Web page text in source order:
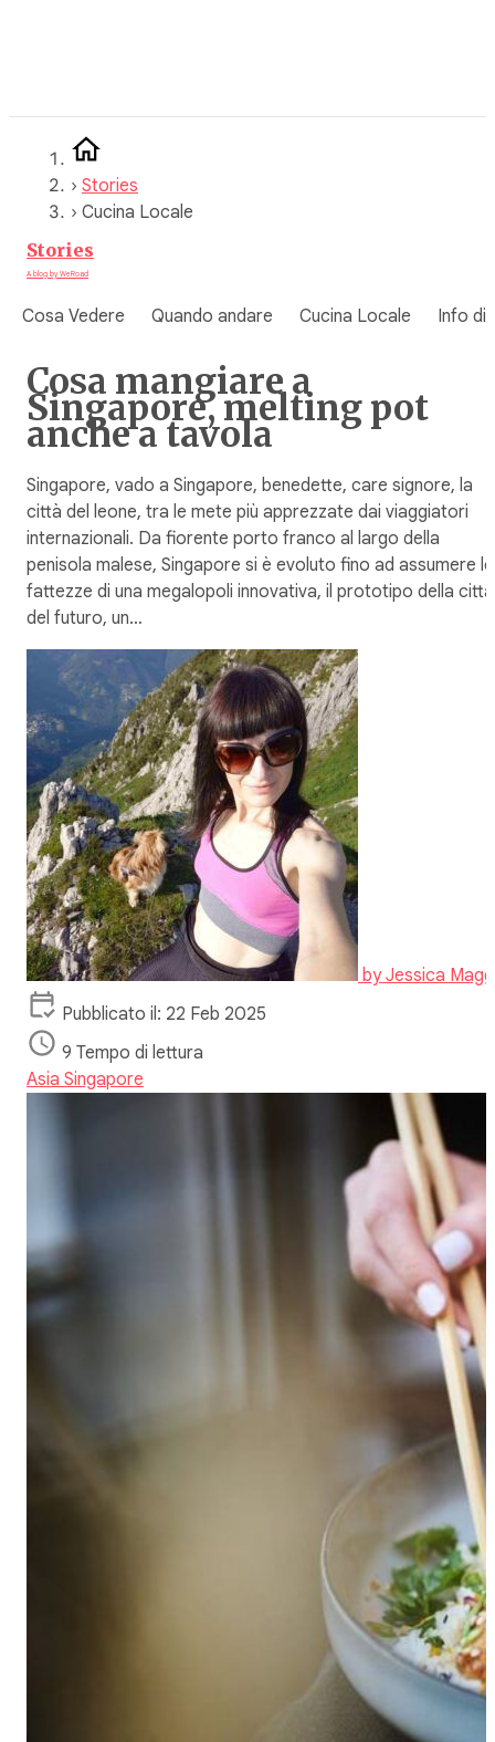
› Stories
› Cucina Locale
Stories
A blog by WeRoad
Cosa Vedere Quando andare Cucina Locale Info di
Cosa mangiare a
Singapore, melting pot
anche a tavola
Singapore, vado a Singapore, benedette, care signore, la
città del leone, tra le mete più apprezzate dai viaggiatori
internazionali. Da fiorente porto franco al largo della
penisola malese, Singapore si è evoluto fino ad assumere le
fattezze di una megalopoli innovativa, il prototipo della città
del futuro, un…
byJessica
Pubblicato il: 22 Feb 2025
9 Tempo di lettura
Asia Singapore